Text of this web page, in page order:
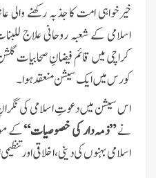
خیرخواہی امت کا جذبہ رکھنے
کورس میں ایک سیشن منعقد ہوا۔
اس سیشن میں دعوتِ اسلامی کی
نے”ذمہ دار کی خصوصیات“کے
اسلامی بہنوں کی دینی، اخلاقی اور